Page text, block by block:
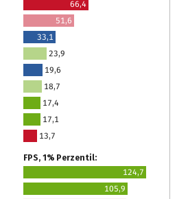
66,4
51,6
33,1
23,9
19,6
18,7
17,4
17,1
13,7
FPS, 1% Perzentil:
124,7
105,9